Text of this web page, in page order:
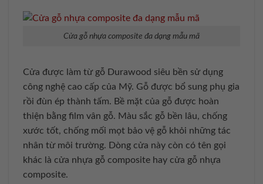
Cửa gỗ nhựa composite đa dạng mẫu mã
Cửa được làm từ gỗ Durawood siêu bền sử dụng
công nghệ cao cấp của Mỹ. Gỗ được bổ sung phụ gia
rồi đùn ép thành tấm. Bề mặt của gỗ được hoàn
thiện bằng film vân gỗ. Màu sắc gỗ bền lâu, chống
xước tốt, chống mối mọt bảo vệ gỗ khỏi những tác
nhân từ môi trường. Dòng cửa này còn có tên gọi
khác là cửa nhựa gỗ composite hay cửa gỗ nhựa
composite.